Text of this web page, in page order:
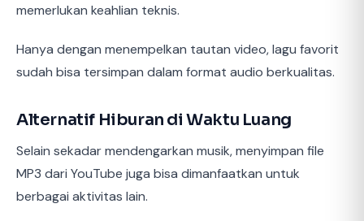
memerlukan keahlian teknis.
Hanya dengan menempelkan tautan video, lagu favorit
sudah bisa tersimpan dalam format audio berkualitas.
Alternatif Hiburan di Waktu Luang
Selain sekadar mendengarkan musik, menyimpan file
MP3 dari YouTube juga bisa dimanfaatkan untuk
berbagai aktivitas lain.